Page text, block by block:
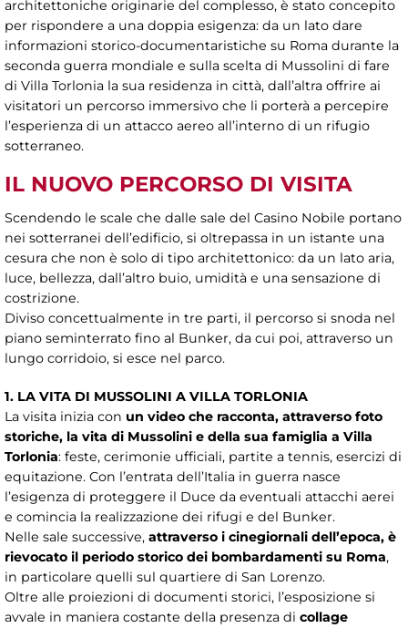
architettoniche originarie del complesso, è stato concepito
per rispondere a una doppia esigenza: da un lato dare
informazioni storico-documentaristiche su Roma durante la
seconda guerra mondiale e sulla scelta di Mussolini di fare
di Villa Torlonia la sua residenza in città, dall’altra offrire ai
visitatori un percorso immersivo che li porterà a percepire
l’esperienza di un attacco aereo all’interno di un rifugio
sotterraneo.
IL NUOVO PERCORSO DI VISITA
Scendendo le scale che dalle sale del Casino Nobile portano
nei sotterranei dell’edificio, si oltrepassa in un istante una
cesura che non è solo di tipo architettonico: da un lato aria,
luce, bellezza, dall’altro buio, umidità e una sensazione di
costrizione.
Diviso concettualmente in tre parti, il percorso si snoda nel
piano seminterrato fino al Bunker, da cui poi, attraverso un
lungo corridoio, si esce nel parco.
1. LA VITA DI MUSSOLINI A VILLA TORLONIA
La visita inizia con un video che racconta, attraverso foto
storiche, la vita di Mussolini e della sua famiglia a Villa
Torlonia: feste, cerimonie ufficiali, partite a tennis, esercizi di
equitazione. Con l’entrata dell’Italia in guerra nasce
l’esigenza di proteggere il Duce da eventuali attacchi aerei
e comincia la realizzazione dei rifugi e del Bunker.
Nelle sale successive, attraverso i cinegiornali dell’epoca, è
rievocato il periodo storico dei bombardamenti su Roma,
in particolare quelli sul quartiere di San Lorenzo.
Oltre alle proiezioni di documenti storici, l’esposizione si
avvale in maniera costante della presenza di collage